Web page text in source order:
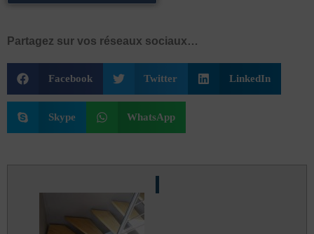
Partagez sur vos réseaux sociaux…
Facebook Twitter LinkedIn
Skype WhatsApp